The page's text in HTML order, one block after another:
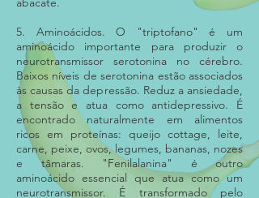
5. Aminoácidos. O "triptofano" é um
aminoácido importante para produzir o
neurotransmissor serotonina no cérebro.
Baixos níveis de serotonina estão associados
às causas da depressão. Reduz a ansiedade,
a tensão e atua como antidepressivo. É
encontrado naturalmente em alimentos
ricos em proteínas: queijo cottage, leite,
carne, peixe, ovos, legumes, bananas, nozes
e tâmaras. "Fenilalanina" é outro
aminoácido essencial que atua como um
neurotransmissor. É transformado pelo